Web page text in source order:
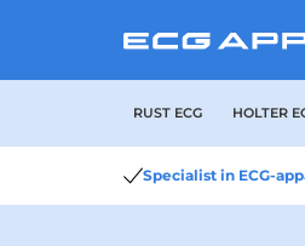
RUST ECG HOLTER
Specialist in ECG-